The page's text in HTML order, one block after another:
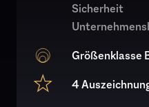
Sicherheit
Größenklasse
4